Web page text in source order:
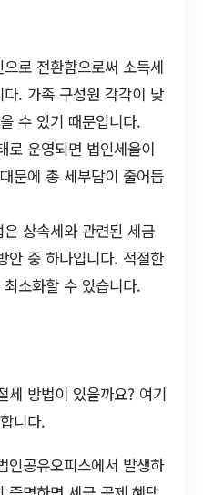
으로 전환함으로써 소득세
. 가족 구성원 각각이 낮
수 있기 때문입니다.
로 운영되면 법인세율이
문에 총 세부담이 줄어듭
은 상속세와 관련된 세금
안 중 하나입니다. 적절한
소화할 수 있습니다.
세 방법이 있을까요? 여기
니다.
인공유오피스에서 발생하